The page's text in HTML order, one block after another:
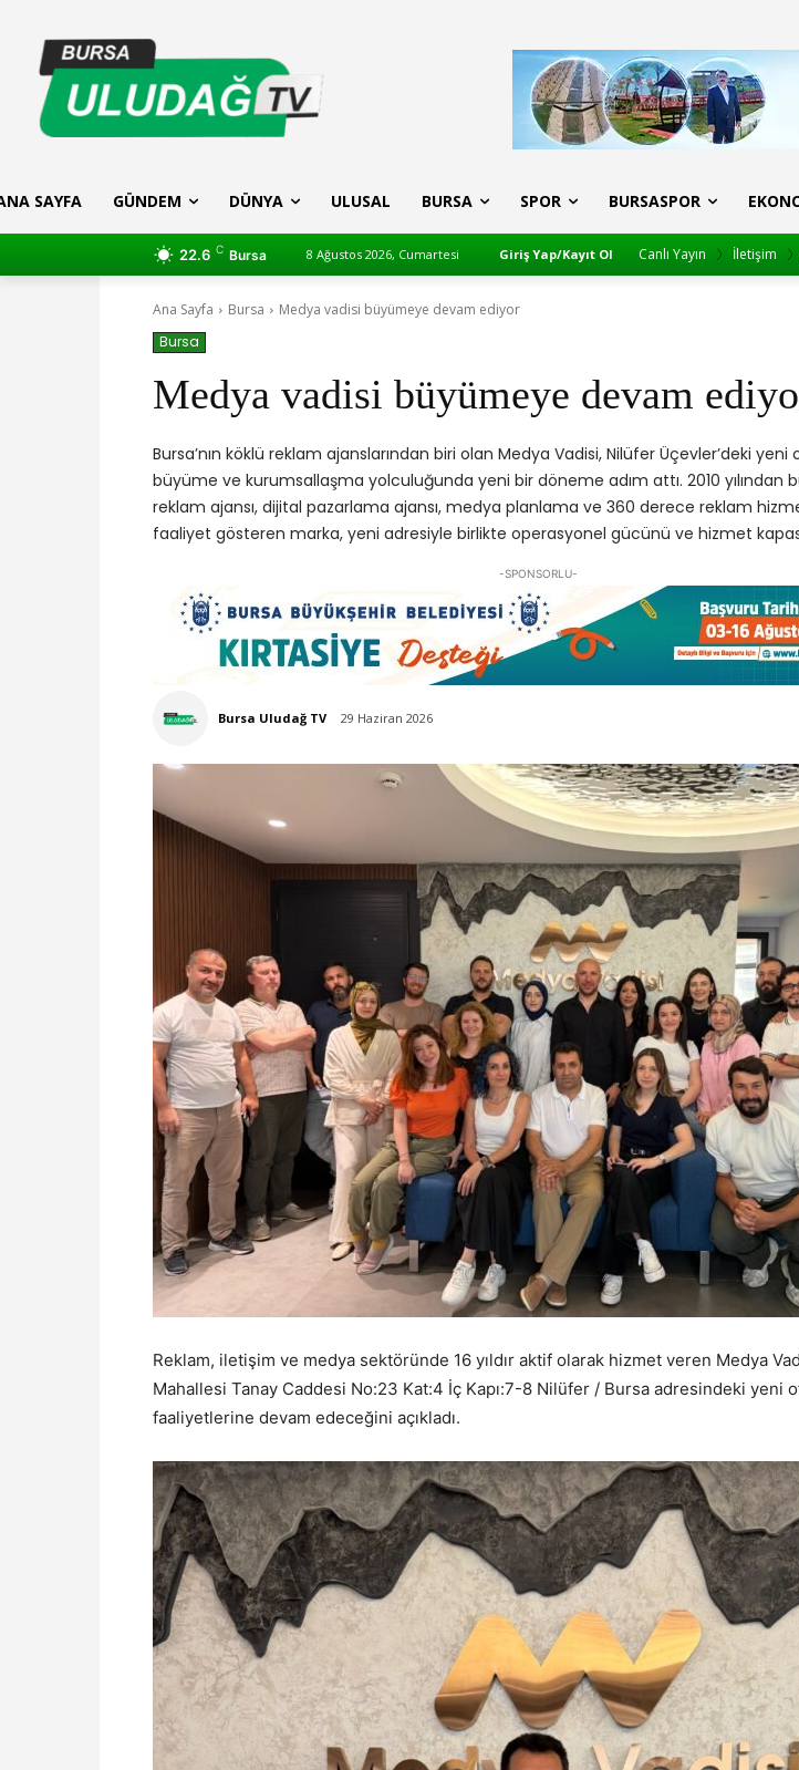
SAYFA GÜNDEM DÜNYA ULUSAL BURSA SPOR BURSASPOR
22.6 C Bursa 8 Ağustos 2026, Cumartesi Giriş Yap/Kayıt Ol Canlı Yayın İletişim
Ana Sayfa Bursa
Medya vadisi büyümeye devam ediyor
Bursa
Medya vadisi büyümeye devam
Bursa’nın köklü reklam ajanslarından biri olan Medya Vadisi, Nilüfer Üçevler’deki yeni
büyüme ve kurumsallaşma yolculuğunda yeni bir döneme adım attı. 2010 yılından
reklam ajansı, dijital pazarlama ajansı, medya planlama ve 360 derece reklam
faaliyet gösteren marka, yeni adresiyle birlikte operasyonel gücünü ve hizmet
-SPONSORLU-
Bursa Uludağ TV 29 Haziran 2026
Reklam, iletişim ve medya sektöründe 16 yıldır aktif olarak hizmet veren Medya
Mahallesi Tanay Caddesi No:23 Kat:4 İç Kapı:7-8 Nilüfer / Bursa adresindeki yeni
faaliyetlerine devam edeceğini açıkladı.